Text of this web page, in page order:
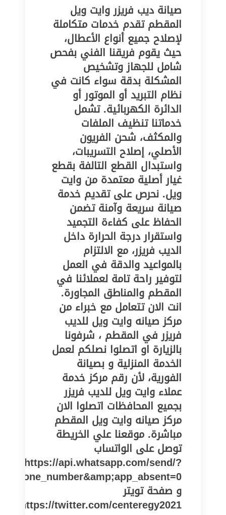
صيانة ديب فريزر وايت ويل
المقطم تقدم خدمات متكاملة
لإصلاح جميع أنواع الأعطال،
حيث يقوم فريقنا الفني بفحص
شامل للجهاز وتشخيص
المشكلة بدقة سواء كانت في
نظام التبريد أو الموتور أو
الدائرة الكهربائية. تشمل
خدماتنا تنظيف الملفات
والمكثف، شحن الفريون
الأصلي، إصلاح التسريبات،
واستبدال القطع التالفة بقطع
غيار أصلية معتمدة من وايت
ويل. نحرص على تقديم خدمة
صيانة سريعة وآمنة تضمن
الحفاظ على كفاءة التجميد
واستقرار درجة الحرارة داخل
الديب فريزر، مع الالتزام
بالمواعيد والدقة في العمل
لتوفير راحة تامة لعملائنا في
المقطم والمناطق المجاورة.
انت الان تتعامل مع خبراء من
مركز صيانه وايت ويل للديب
فريزر في المقطم ، شرفونا
بالزيارة او اتصلوا نصلكم لعمل
الخدمة المنزلية و بصيانة
الفورية، لأن رقم مركز خدمة
عملاء وايت ويل للديب فريزر
بجميع المحافظات اتصلوا الان
مركز صيانه وايت ويل المقطم
مباشرة. موقعنا علي الخريطة
توصل على الواتساب
https://api.whatsapp.com/send/?
و صفحة تويتر
https://twitter.com/centeregy2021